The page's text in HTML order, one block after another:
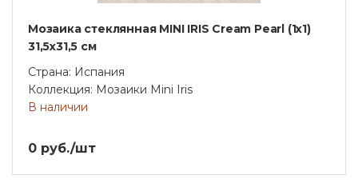
Мозаика стеклянная MINI IRIS Cream Pearl (1х1)
31,5x31,5 см
Страна: Испания
Коллекция: Мозаики Mini Iris
В наличии
0 руб./шт